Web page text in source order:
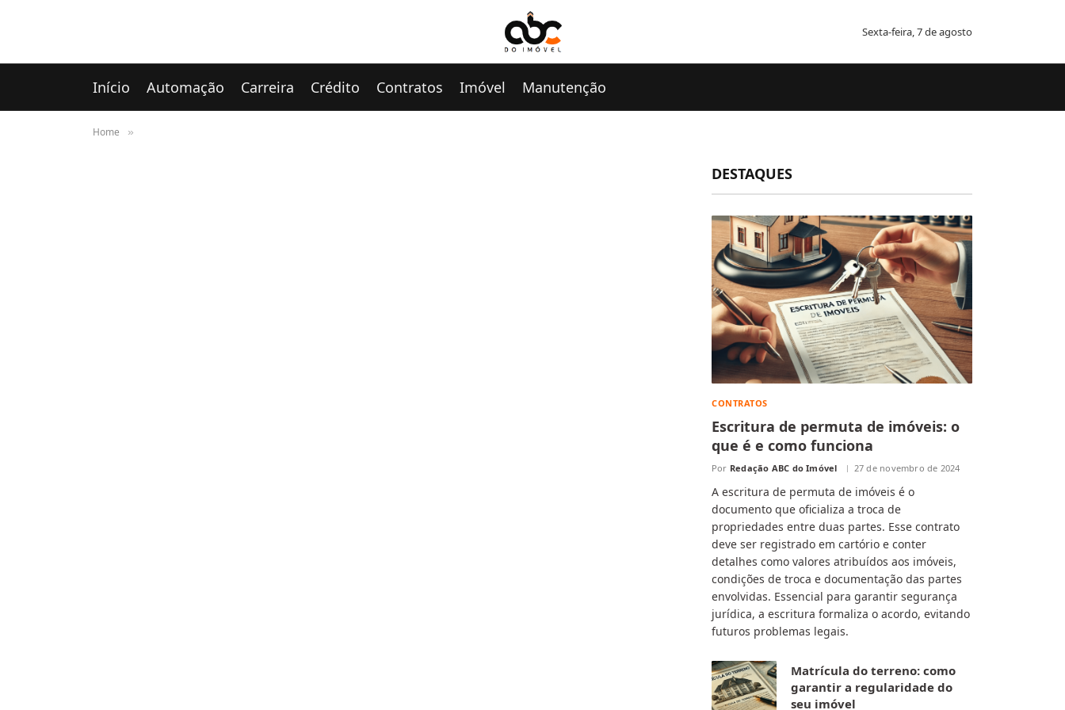
Sexta-feira, 7 de agosto
Início Automação Carreira Crédito Contratos Imóvel Manutenção
Home »
DESTAQUES
CONTRATOS
Escritura de permuta de imóveis: o
que é e como funciona
Por Redação ABC do Imóvel 27 de novembro de 2024
A escritura de permuta de imóveis é o
documento que oficializa a troca de
propriedades entre duas partes. Esse contrato
deve ser registrado em cartório e conter
detalhes como valores atribuídos aos imóveis,
condições de troca e documentação das partes
envolvidas. Essencial para garantir segurança
jurídica, a escritura formaliza o acordo, evitando
futuros problemas legais.
Matrícula do terreno: como
garantir a regularidade do
seu imóvel